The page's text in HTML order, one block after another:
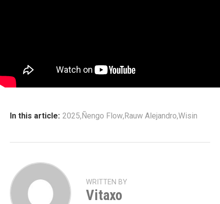
In this article: 2025,Ñengo Flow,Rauw Alejandro,Wisin
WRITTEN BY
Vitaxo